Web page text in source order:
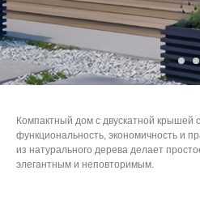
Компактный дом с двускатной крышей
функциональность, экономичность и
из натурального дерева делает
элегантным и неповторимым.